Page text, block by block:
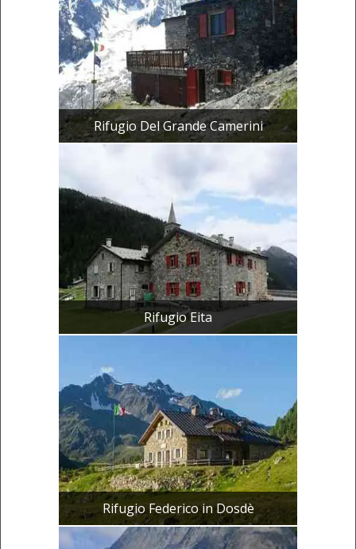
Rifugio Del Grande Camerini
Rifugio Eita
Rifugio Federico in Dosdè